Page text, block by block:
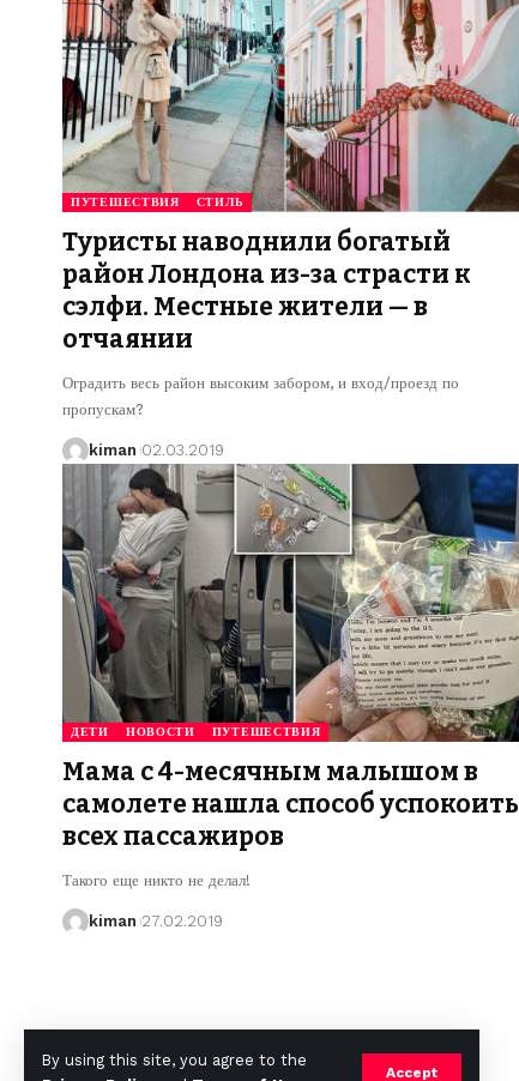
By using this site, you agree to the
Accept
ПУТЕШЕСТВИЯ СТИЛЬ
Туристы наводнили богатый
район Лондона из-за страсти к
сэлфи. Местные жители — в
отчаянии
Оградить весь район высоким забором, и вход/проезд по
пропускам?
kiman 02.03.2019
ДЕТИ НОВОСТИ ПУТЕШЕСТВИЯ
Мама с 4-месячным малышом в
самолете нашла способ успокоить
всех пассажиров
Такого еще никто не делал!
kiman 27.02.2019